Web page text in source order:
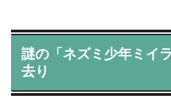
謎の「ネズミ少年ミイ
去り